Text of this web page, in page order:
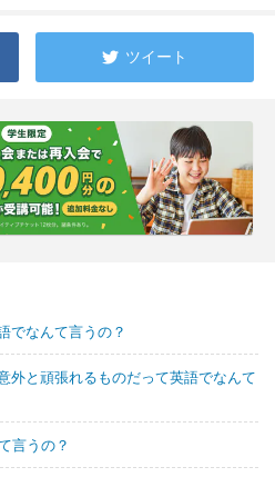
ツイート
なんて言うの？
外と頑張れるものだって英語でなんて
言うの？